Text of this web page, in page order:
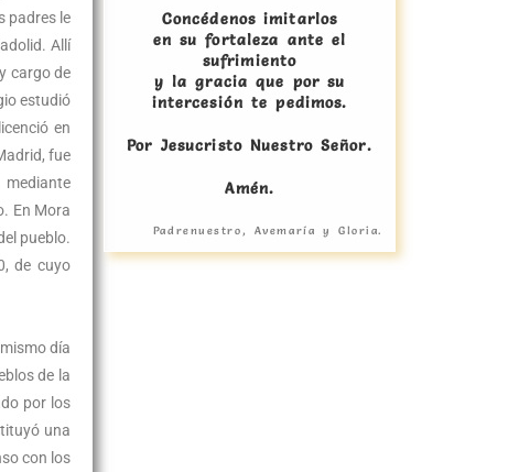
padres le
Allí
cargo de
estudió
en
fue
En Mora
pueblo.
de cuyo
día
de la
por los
una
con los
Concédenos imitarlos
en su fortaleza ante el
sufrimiento
y la gracia que por su
intercesión te pedimos.
Por Jesucristo Nuestro Señor.
Amén.
Padrenuestro, Avemaría y Gloria.